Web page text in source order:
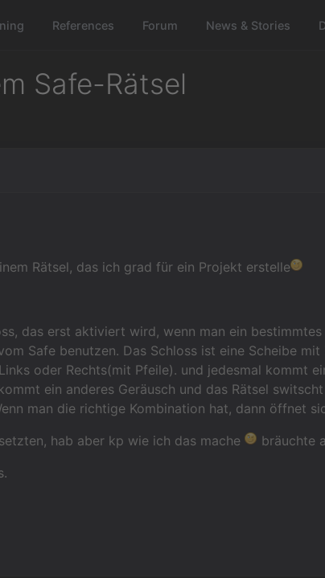
References Forum News & Stories
Safe-Rätsel
Rätsel, das ich grad für ein Projekt erstelle
das erst aktiviert wird, wenn man ein
Safe benutzen. Das Schloss ist eine Scheibe
oder Rechts(mit Pfeile). und jedesmal kommt
ein anderes Geräusch und das Rätsel
man die richtige Kombination hat, dann öffnet
hab aber kp wie ich das mache
bräuchte